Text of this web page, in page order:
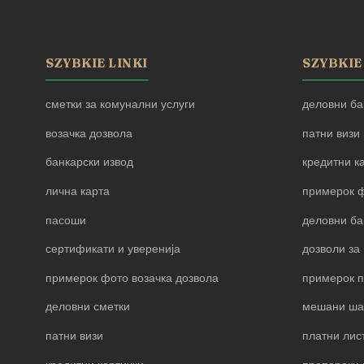
SZYBKIE LINKI
сметки за комунални услуги
возачка дозвола
банкарски извод
лична карта
пасоши
сертификати и уверенија
примерок фото возачка дозвола
деловни сметки
патни визи
деловни
патни визи
кредитни
примерок
деловни
дозволи за
примерок
мешани
платни